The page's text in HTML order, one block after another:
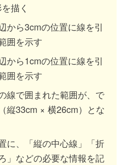
描く
から3cmの位置に線を引
囲を示す
から1cmの位置に線を引
囲を示す
線で囲まれた範囲が、で
縦33cm × 横26cm）とな
に、「縦の中心線」「折
」などの必要な情報を記